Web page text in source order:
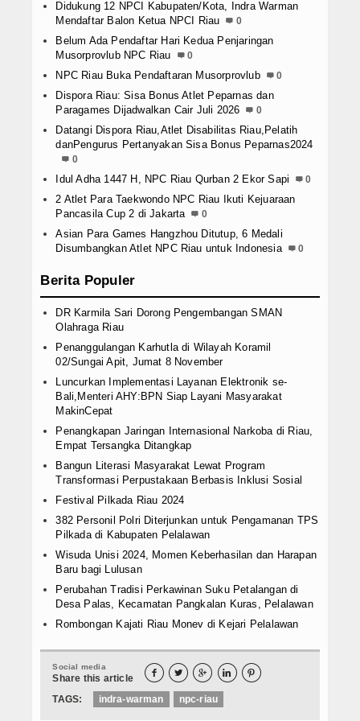
Didukung 12 NPCI Kabupaten/Kota, Indra Warman
Mendaftar Balon Ketua NPCI Riau
0
Belum Ada Pendaftar Hari Kedua Penjaringan
Musorprovlub NPC Riau
0
NPC Riau Buka Pendaftaran Musorprovlub 0
Dispora Riau: Sisa Bonus Atlet Peparnas dan
Paragames Dijadwalkan Cair Juli 2026
0
Datangi Dispora Riau,Atlet Disabilitas Riau,Pelatih
danPengurus Pertanyakan Sisa Bonus Peparnas2024
0
Idul Adha 1447 H, NPC Riau Qurban 2 Ekor Sapi 0
2 Atlet Para Taekwondo NPC Riau Ikuti Kejuaraan
Pancasila Cup 2 di Jakarta
0
Asian Para Games Hangzhou Ditutup, 6 Medali
Disumbangkan Atlet NPC Riau untuk Indonesia
0
Berita Populer
DR Karmila Sari Dorong Pengembangan SMAN
Olahraga Riau
Penanggulangan Karhutla di Wilayah Koramil
02/Sungai Apit, Jumat 8 November
Luncurkan Implementasi Layanan Elektronik se-
Bali,Menteri AHY:BPN Siap Layani Masyarakat
MakinCepat
Penangkapan Jaringan Internasional Narkoba di Riau,
Empat Tersangka Ditangkap
Bangun Literasi Masyarakat Lewat Program
Transformasi Perpustakaan Berbasis Inklusi Sosial
Festival Pilkada Riau 2024
382 Personil Polri Diterjunkan untuk Pengamanan TPS
Pilkada di Kabupaten Pelalawan
Wisuda Unisi 2024, Momen Keberhasilan dan Harapan
Baru bagi Lulusan
Perubahan Tradisi Perkawinan Suku Petalangan di
Desa Palas, Kecamatan Pangkalan Kuras, Pelalawan
Rombongan Kajati Riau Monev di Kejari Pelalawan
Social media
Share this article     
TAGS: indra-warman npc-riau